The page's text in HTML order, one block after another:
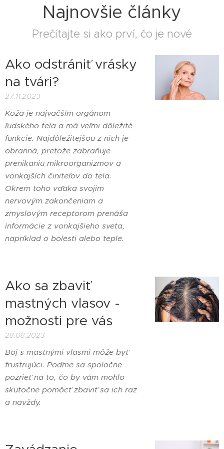
Najnovšie články
Prečítajte si ako prví, čo je nové
Ako odstrániť vrásky
na tvári?
27.11.2023
Koža je najväčším orgánom
ľudského tela a má veľmi dôležité
funkcie. Najdôležitejšou z nich je
obranná, pretože zabraňuje
prenikaniu mikroorganizmov a
vonkajších činiteľov do tela.
Okrem toho vďaka svojim
nervovým zakončeniam a
zmyslovým receptorom prenáša
informácie z vonkajšieho sveta,
napríklad o bolesti alebo teple.
Ako sa zbaviť
mastných vlasov -
možnosti pre vás
28.08.2023
Boj s mastnými vlasmi môže byť
frustrujúci. Poďme sa spoločne
pozrieť na to, čo by vám mohlo
skutočne pomôcť zbaviť sa ich raz
a navždy.